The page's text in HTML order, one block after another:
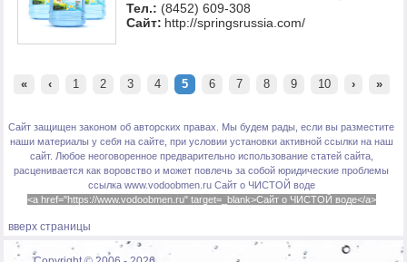
Тел.: (8452) 609-308
Сайт: http://springsrussia.com/
« ‹ 1 2 3 4 5 6 7 8 9 10 › »
Сайт защищен законом об авторских правах. Мы будем рады, если вы разместите
наши материалы у себя на сайте, при условии установки активной ссылки на наш
сайт. Любое неоговоренное предварительно использование статей сайта,
расценивается как воровство и может повлечь за собой юридические проблемы
ссылка www.vodoobmen.ru Сайт о ЧИСТОЙ воде
<a href="https://www.vodoobmen.ru" target=_blank>Сайт о ЧИСТОЙ воде</a>
вверх страницы